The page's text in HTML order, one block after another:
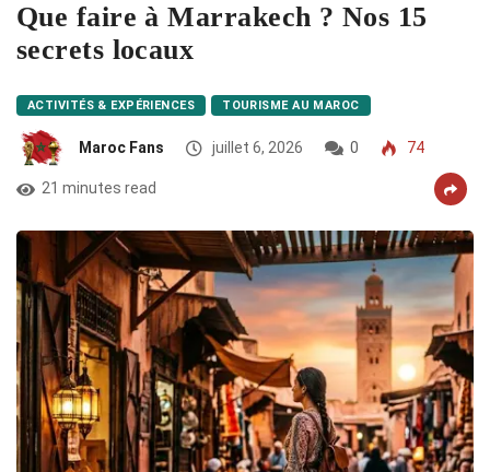
Que faire à Marrakech ? Nos 15
secrets locaux
ACTIVITÉS & EXPÉRIENCES TOURISME AU MAROC
Maroc Fans juillet 6, 2026 0 74
21 minutes read